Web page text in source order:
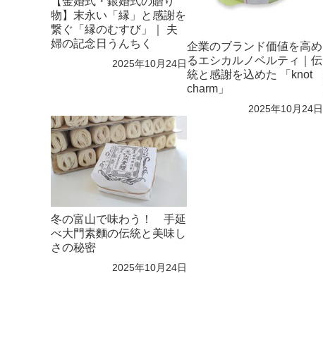
物】末永い「縁」と感謝を
繋ぐ「縁のむすび」｜ 夫
婦の記念日うんちく
2025年10月24日
企業のブランド価値を高め
るエシカルノベルティ｜伝
統と感謝を込めた 「knot
charm」
2025年10月24日
冬の富山で味わう！ 手延
べ大門素麵の伝統と美味し
さの秘密
2025年10月24日